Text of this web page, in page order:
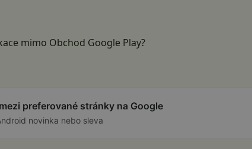
mimo Obchod Google Play?
preferované stránky na Google
novinka nebo sleva